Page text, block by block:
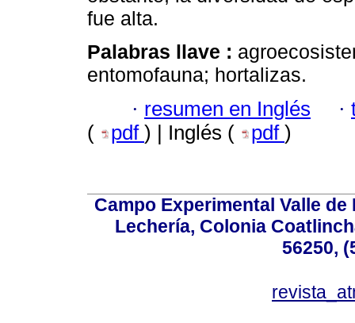
fue alta.
Palabras llave :
entomofauna; hortalizas.
· resumen en Inglés ·
(
pdf ) | Inglés ( pdf )
Campo Experimental Valle
Lechería, Colonia
56250,